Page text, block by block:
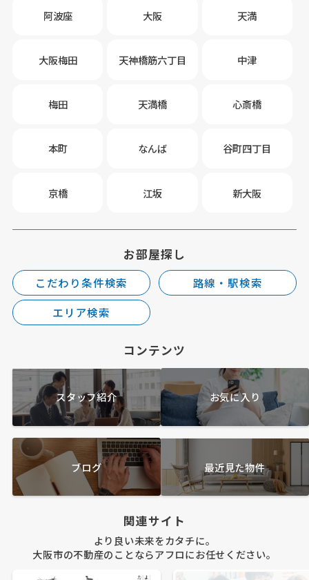
阿波座 大阪 天満
大阪梅田 天神橋筋六丁目 中津
梅田 天満橋 心斎橋
本町 なんば 谷町四丁目
京橋 江坂 新大阪
お部屋探し
こだわり条件検索
路線・駅検索
エリア検索
コンテンツ
スタッフ紹介 お気に入り
ブログ 最近見た物件
関連サイト
より良い未来をカタチに。
大阪市の不動産のことならアフロにお任せください。